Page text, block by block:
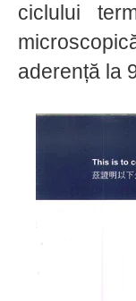
ciclului
aderență la